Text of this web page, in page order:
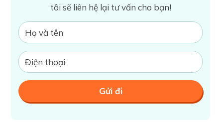
tôi sẽ liên hệ lại tư vấn cho bạn!